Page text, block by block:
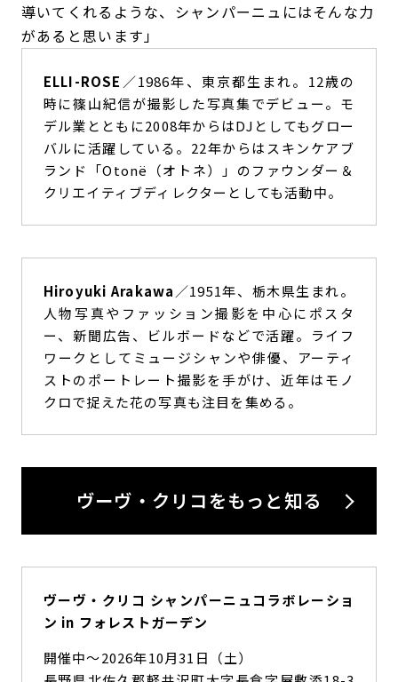
導いてくれるような、シャンパーニュにはそんな力
があると思います」
ELLI-ROSE ／1986年、東京都生まれ。12歳の
時に篠山紀信が撮影した写真集でデビュー。モ
デル業とともに2008年からはDJとしてもグロー
バルに活躍している。22年からはスキンケアブ
ランド「Otonë（オトネ）」のファウンダー＆
クリエイティブディレクターとしても活動中。
Hiroyuki Arakawa ／1951年、栃木県生まれ。
人物写真やファッション撮影を中心にポスタ
ー、新聞広告、ビルボードなどで活躍。ライフ
ワークとしてミュージシャンや俳優、アーティ
ストのポートレート撮影を手がけ、近年はモノ
クロで捉えた花の写真も注目を集める。
ヴーヴ・クリコをもっと知る
ヴーヴ・クリコ シャンパーニュコラボレーショ
ン in フォレストガーデン
開催中〜2026年10月31日（土）